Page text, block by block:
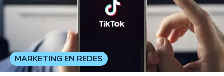
MARKETING EN REDES